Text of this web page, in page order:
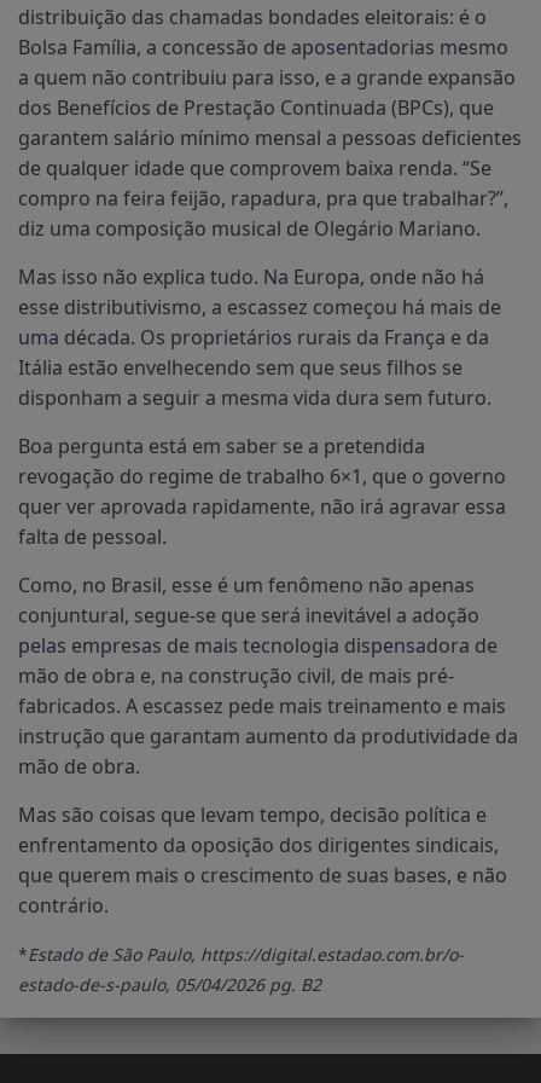
distribuição das chamadas bondades eleitorais: é o
Bolsa Família, a concessão de aposentadorias mesmo
a quem não contribuiu para isso, e a grande expansão
dos Benefícios de Prestação Continuada (BPCs), que
garantem salário mínimo mensal a pessoas deficientes
de qualquer idade que comprovem baixa renda. “Se
compro na feira feijão, rapadura, pra que trabalhar?”,
diz uma composição musical de Olegário Mariano.
Mas isso não explica tudo. Na Europa, onde não há
esse distributivismo, a escassez começou há mais de
uma década. Os proprietários rurais da França e da
Itália estão envelhecendo sem que seus filhos se
disponham a seguir a mesma vida dura sem futuro.
Boa pergunta está em saber se a pretendida
revogação do regime de trabalho 6×1, que o governo
quer ver aprovada rapidamente, não irá agravar essa
falta de pessoal.
Como, no Brasil, esse é um fenômeno não apenas
conjuntural, segue-se que será inevitável a adoção
pelas empresas de mais tecnologia dispensadora de
mão de obra e, na construção civil, de mais pré-
fabricados. A escassez pede mais treinamento e mais
instrução que garantam aumento da produtividade da
mão de obra.
Mas são coisas que levam tempo, decisão política e
enfrentamento da oposição dos dirigentes sindicais,
que querem mais o crescimento de suas bases, e não
contrário.
*Estado de São Paulo, https://digital.estadao.com.br/o-
estado-de-s-paulo, 05/04/2026 pg. B2